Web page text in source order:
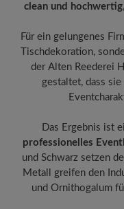
clean und hochwertig
Für ein gelungenes
Tischdekoration,
der Alten Reederei
gestaltet, dass
Das Ergebnis ist
professionelles
und Schwarz setzen
Metall greifen den
und Ornithogalum